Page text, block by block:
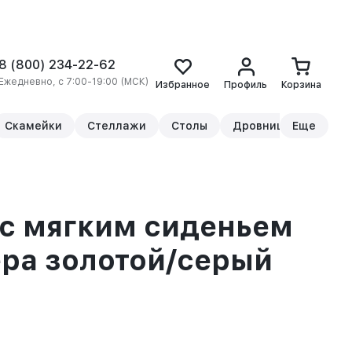
(800) 234-22-62
с 7:00-19:00 (МСК) Избранное Профиль Корзина
Скамейки Стеллажи Столы Дровницы Еще
мягким сиденьем
золотой/серый